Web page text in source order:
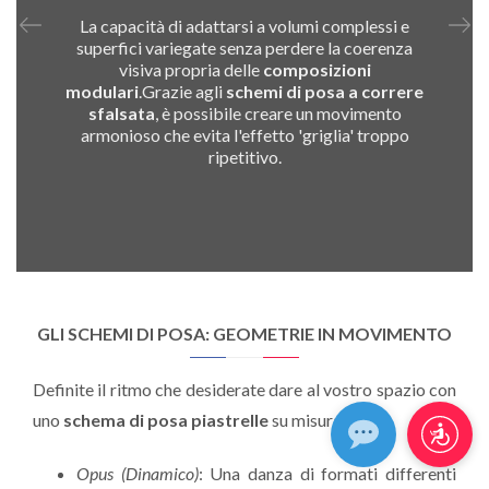
La capacità di adattarsi a volumi complessi e
superfici variegate senza perdere la coerenza
visiva propria delle composizioni
modulari.Grazie agli schemi di posa a correre
sfalsata, è possibile creare un movimento
armonioso che evita l'effetto 'griglia' troppo
ripetitivo.
GLI SCHEMI DI POSA: GEOMETRIE IN MOVIMENTO
Definite il ritmo che desiderate dare al vostro spazio con
uno schema di posa piastrellesu misura:
Opus (Dinamico): Una danza di formati differenti